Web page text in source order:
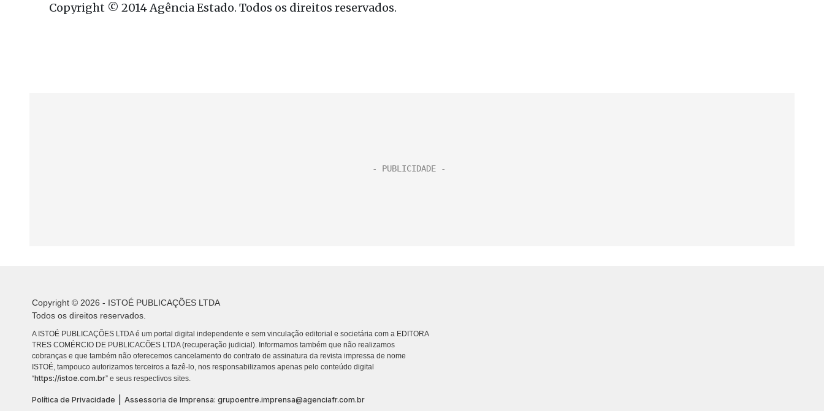
Copyright © 2014 Agência Estado. Todos os direitos reservados.
Copyright © 2026 - ISTOÉ PUBLICAÇÕES LTDA
Todos os direitos reservados.
A ISTOÉ PUBLICAÇÕES LTDA é um portal digital independente e sem vinculação editorial e societária com a EDITORA
TRES COMÉRCIO DE PUBLICACÕES LTDA (recuperação judicial). Informamos também que não realizamos
cobranças e que também não oferecemos cancelamento do contrato de assinatura da revista impressa de nome
ISTOÉ, tampouco autorizamos terceiros a fazê-lo, nos responsabilizamos apenas pelo conteúdo digital
“https://istoe.com.br” e seus respectivos sites.
Política de Privacidade Assessoria de Imprensa: grupoentre.imprensa@agenciafr.com.br